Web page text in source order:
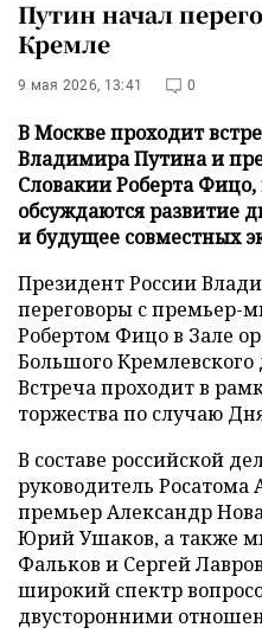
Путин начал
Кремле
9 мая 2026, 13:41 0
В Москве проходит
Владимира Путина и
Словакии Роберта Фицо,
обсуждаются развитие
и будущее совместных
Президент России
переговоры с премьер-
Робертом Фицо в Зале
Большого Кремлевского
Встреча проходит в
торжества по случаю
В составе российской
руководитель Росатома
премьер Александр
Юрий Ушаков, а также
Фальков и Сергей
широкий спектр
двусторонними